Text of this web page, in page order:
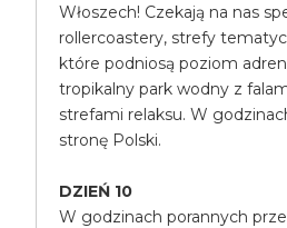
Włoszech! Czekają na nas
rollercoastery, strefy
które podniosą poziom
tropikalny park wodny z
strefami relaksu. W
stronę Polski.
DZIEŃ 10
W godzinach porannych